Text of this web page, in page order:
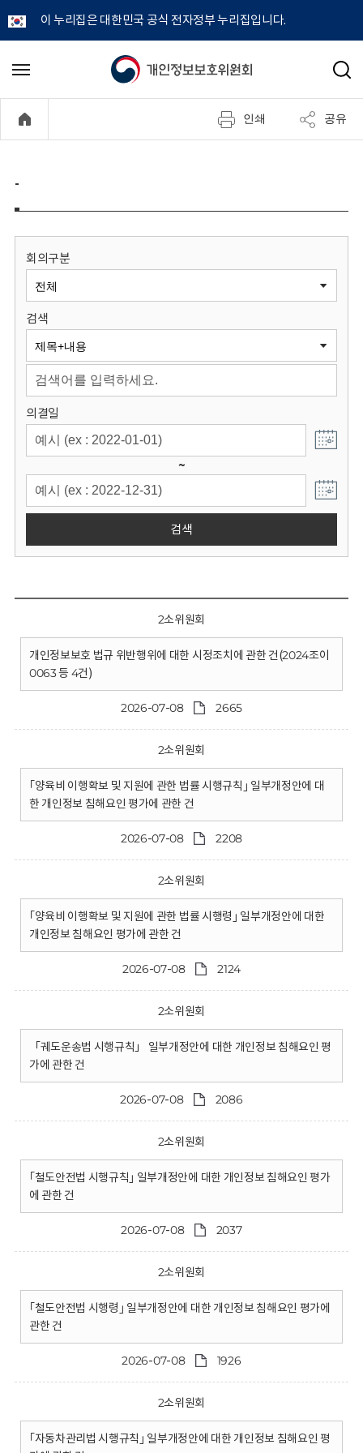
이 누리집은 대한민국 공식 전자정부 누리집입니다.
개
정
보
원
회
메
기
검
인쇄 공유
-
회의구분
검색
의결일
~
검색
2소위원회
개인정보보호 법규 위반행위에 대한 시정조치에 관한 건(2024조이
0063 등 4건)
2026-07-08 2665
2소위원회
｢양육비 이행확보 및 지원에 관한 법률 시행규칙｣ 일부개정안에 대
한 개인정보 침해요인 평가에 관한 건
2026-07-08 2208
2소위원회
｢양육비 이행확보 및 지원에 관한 법률 시행령｣ 일부개정안에 대한
개인정보 침해요인 평가에 관한 건
2026-07-08 2124
2소위원회
「궤도운송법 시행규칙」 일부개정안에 대한 개인정보 침해요인 평
가에 관한 건
2026-07-08 2086
2소위원회
｢철도안전법 시행규칙｣ 일부개정안에 대한 개인정보 침해요인 평가
에 관한 건
2026-07-08 2037
2소위원회
｢철도안전법 시행령｣ 일부개정안에 대한 개인정보 침해요인 평가에
관한 건
2026-07-08 1926
2소위원회
｢자동차관리법 시행규칙｣ 일부개정안에 대한 개인정보 침해요인 평